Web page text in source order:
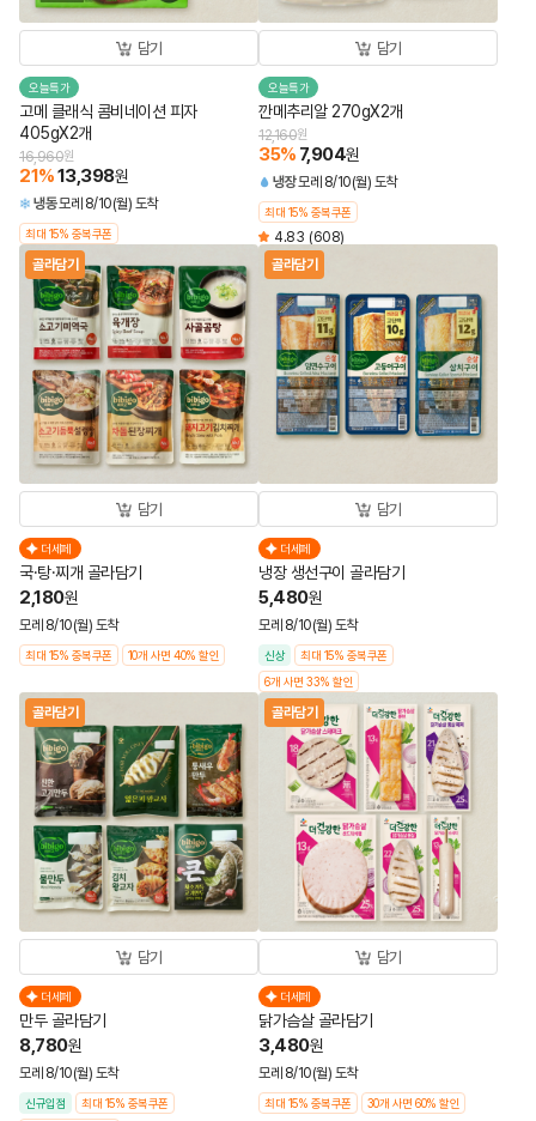
담기
오늘특가
고메 클래식 콤비네이션 피자
405gX2개
16,960원
21%13,398원
냉동모레 8/10(월) 도착
최대 15% 중복쿠폰
담기
오늘특가
깐메추리알 270gX2개
12,160원
35% 7,904원
냉장모레 8/10(월) 도착
최대 15% 중복쿠폰
4.83 (608)
골라담기
담기
더세페
국·탕·찌개 골라담기
2,180원
모레 8/10(월) 도착
최대 15% 중복쿠폰 10개 사면 40% 할인
골라담기
담기
더세페
냉장 생선구이 골라담기
5,480원
모레 8/10(월) 도착
신상
최대 15% 중복쿠폰
6개 사면 33% 할인
골라담기
담기
더세페
만두 골라담기
8,780원
모레 8/10(월) 도착
신규입점
최대 15% 중복쿠폰
골라담기
담기
더세페
닭가슴살 골라담기
3,480원
모레 8/10(월) 도착
최대 15% 중복쿠폰 30개 사면 60% 할인